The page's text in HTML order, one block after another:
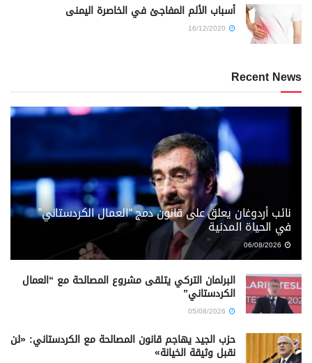
أسباب الألم المفاجئ في الخاصرة اليمنى
Recent News
نائب أردوغان يعلق على قانون دمج “العمال الكردستاني”
في الحياة المدنية
البرلمان التركي يتلقى مشروع المصالحة مع “العمال
الكردستاني”
حزب الجيد يهاجم قانون المصالحة مع الكردستاني: «لن
نقبل وثيقة الخيانة»